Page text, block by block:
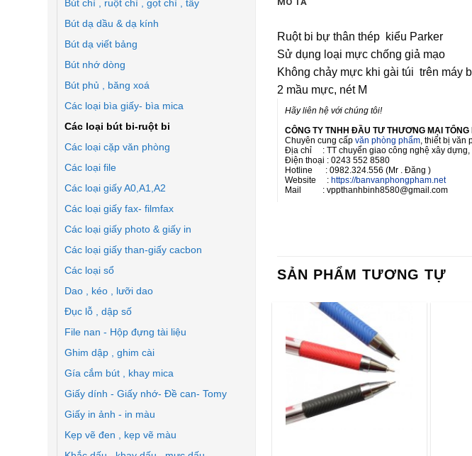
Bút chì , ruột chì , gọt chì , tẩy
Bút dạ dầu & dạ kính
Bút dạ viết bảng
Bút nhớ dòng
Bút phủ , băng xoá
Các loại bìa giấy- bìa mica
Các loại bút bi-ruột bi
Các loại cặp văn phòng
Các loại file
Các loại giấy A0,A1,A2
Các loại giấy fax- filmfax
Các loại giấy photo & giấy in
Các loại giấy than-giấy cacbon
Các loại sổ
Dao , kéo , lưỡi dao
Đục lỗ , dập số
File nan - Hộp đựng tài liệu
Ghim dập , ghim cài
Gía cắm bút , khay mica
Giấy dính - Giấy nhớ- Đề can- Tomy
Giấy in ảnh - in màu
Kẹp vẽ đen , kẹp vẽ màu
Ruột bi bự thân thép kiểu Parker
Sử dụng loại mực chống giả mạo
Không chảy mực khi gài túi trên máy
2 mầu mực, nét M
Hãy liên hệ với chúng tôi!
CÔNG TY TNHH ĐẦU TƯ THƯƠNG MẠI
Chuyên cung cấp văn phòng phẩm, thiết bị văn
Địa chỉ : TT chuyển giao công nghệ xây dựng,
Điện thoại : 0243 552 8580
Hotline : 0982.324.556 (Mr . Đăng )
Website : https://banvanphongpham.net
Mail : vppthanhbinh8580@gmail.com
SẢN PHẨM TƯƠNG TỰ